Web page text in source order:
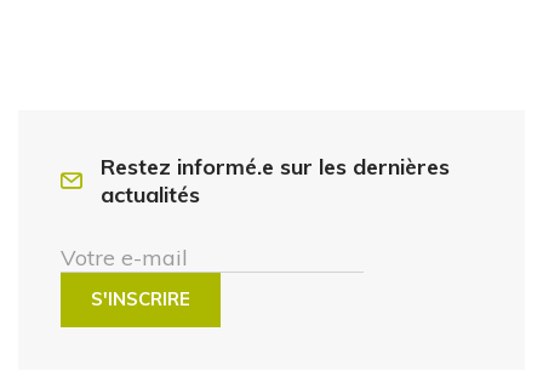
Restez informé.e sur les dernières
actualités
Votre e-mail